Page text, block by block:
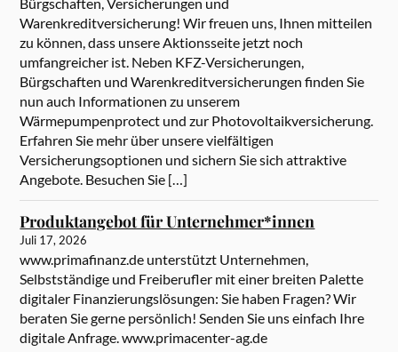
Bürgschaften, Versicherungen und
Warenkreditversicherung! Wir freuen uns, Ihnen mitteilen
zu können, dass unsere Aktionsseite jetzt noch
umfangreicher ist. Neben KFZ-Versicherungen,
Bürgschaften und Warenkreditversicherungen finden Sie
nun auch Informationen zu unserem
Wärmepumpenprotect und zur Photovoltaikversicherung.
Erfahren Sie mehr über unsere vielfältigen
Versicherungsoptionen und sichern Sie sich attraktive
Angebote. Besuchen Sie […]
Produktangebot für Unternehmer*innen
Juli 17, 2026
www.primafinanz.de unterstützt Unternehmen,
Selbstständige und Freiberufler mit einer breiten Palette
digitaler Finanzierungslösungen: Sie haben Fragen? Wir
beraten Sie gerne persönlich! Senden Sie uns einfach Ihre
digitale Anfrage. www.primacenter-ag.de